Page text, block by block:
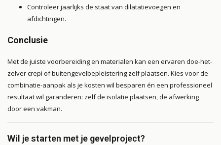
Controleer jaarlijks de staat van dilatatievoegen en
afdichtingen.
Conclusie
Met de juiste voorbereiding en materialen kan een ervaren doe-het-
zelver crepi of buitengevelbepleistering zelf plaatsen. Kies voor de
combinatie-aanpak als je kosten wil besparen én een professioneel
resultaat wil garanderen: zelf de isolatie plaatsen, de afwerking
door een vakman.
Wil je starten met je gevelproject?